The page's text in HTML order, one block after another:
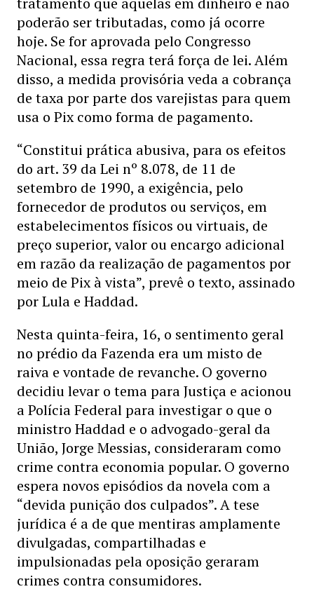
poderão ser tributadas, como já ocorre
hoje. Se for aprovada pelo Congresso
Nacional, essa regra terá força de lei. Além
disso, a medida provisória veda a cobrança
de taxa por parte dos varejistas para quem
usa o Pix como forma de pagamento.
“Constitui prática abusiva, para os efeitos
do art. 39 da Lei nº 8.078, de 11 de
setembro de 1990, a exigência, pelo
fornecedor de produtos ou serviços, em
estabelecimentos físicos ou virtuais, de
preço superior, valor ou encargo adicional
em razão da realização de pagamentos por
meio de Pix à vista”, prevê o texto, assinado
por Lula e Haddad.
Nesta quinta-feira, 16, o sentimento geral
no prédio da Fazenda era um misto de
raiva e vontade de revanche. O governo
decidiu levar o tema para Justiça e acionou
a Polícia Federal para investigar o que o
ministro Haddad e o advogado-geral da
União, Jorge Messias, consideraram como
crime contra economia popular. O governo
espera novos episódios da novela com a
“devida punição dos culpados”. A tese
jurídica é a de que mentiras amplamente
divulgadas, compartilhadas e
impulsionadas pela oposição geraram
crimes contra consumidores.